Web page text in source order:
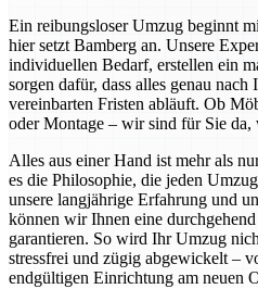
Ein reibungsloser Umzug beginnt
hier setzt Bamberg an. Unsere
individuellen Bedarf, erstellen ein
sorgen dafür, dass alles genau
vereinbarten Fristen abläuft. Ob
oder Montage – wir sind für Sie da,
Alles aus einer Hand ist mehr als
es die Philosophie, die jeden
unsere langjährige Erfahrung und
können wir Ihnen eine
garantieren. So wird Ihr Umzug
stressfrei und zügig abgewickelt –
endgültigen Einrichtung am neuen